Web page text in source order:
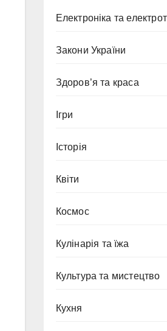
Електроніка та
Закони України
Здоров’я та краса
Ігри
Історія
Квіти
Космос
Кулінарія та їжа
Культура та мистецтво
Кухня